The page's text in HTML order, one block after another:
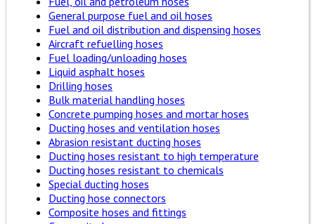
General purpose fuel and oil hoses
Fuel and oil distribution and dispensing hoses
Aircraft refuelling hoses
Fuel loading/unloading hoses
Liquid asphalt hoses
Drilling hoses
Bulk material handling hoses
Concrete pumping hoses and mortar hoses
Ducting hoses and ventilation hoses
Abrasion resistant ducting hoses
Ducting hoses resistant to high temperature
Ducting hoses resistant to chemicals
Special ducting hoses
Ducting hose connectors
Composite hoses and fittings